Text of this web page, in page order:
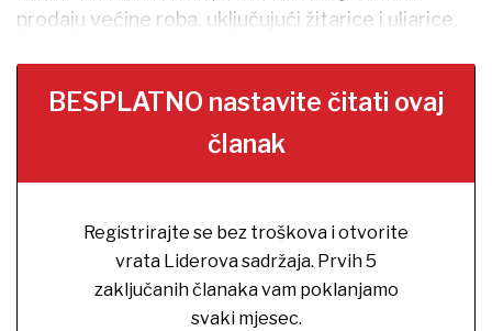
prodaju većine roba, uključujući žitarice i uljarice.
BESPLATNO nastavite čitati ovaj
članak
Registrirajte se bez troškova i otvorite
vrata Liderova sadržaja. Prvih 5
zaključanih članaka vam poklanjamo
svaki mjesec.